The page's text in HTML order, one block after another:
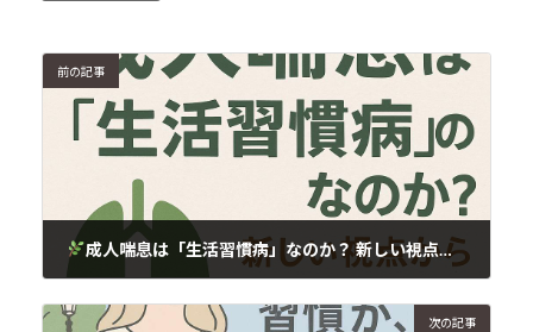
前の記事
成人喘息は「生活習慣病」なのか？ 新しい視点から考える
次の記事